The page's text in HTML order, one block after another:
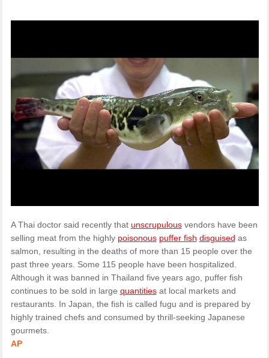
A Thai doctor said recently that unscrupulous vendors have been
selling meat from the highly poisonous puffer fish disguised as
salmon, resulting in the deaths of more than 15 people over the
past three years. Some 115 people have been hospitalized.
Although it was banned in Thailand five years ago, puffer fish
continues to be sold in large quantities at local markets and
restaurants. In Japan, the fish is called fugu and is prepared by
highly trained chefs and consumed by thrill-seeking Japanese
gourmets.
AP